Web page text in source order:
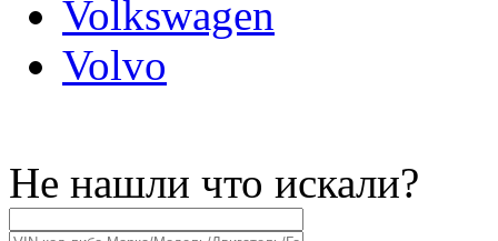
Volkswagen
Volvo
Не нашли что искали?